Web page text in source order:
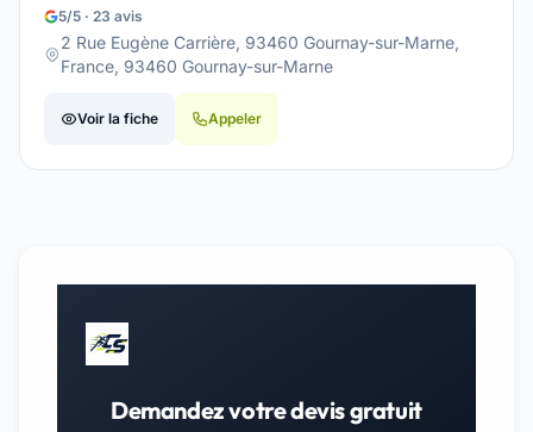
5/5 · 23 avis
2 Rue Eugène Carrière, 93460 Gournay-sur-Marne,
France, 93460 Gournay-sur-Marne
Voir la fiche Appeler
Demandez votre devis gratuit